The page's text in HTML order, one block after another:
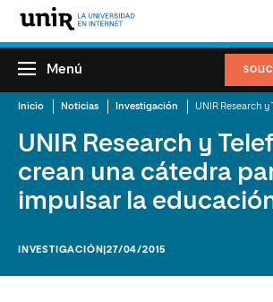
Menú
Inicio Noticias Investigación
UNIR Research y
crean una cátedra
impulsar la
INVESTIGACIÓN |27/04/2015